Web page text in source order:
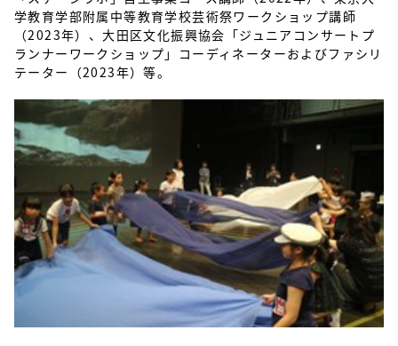
学教育学部附属中等教育学校芸術祭ワークショップ講師
（2023年）、大田区文化振興協会「ジュニアコンサートプ
ランナーワークショップ」コーディネーターおよびファシリ
テーター（2023年）等。